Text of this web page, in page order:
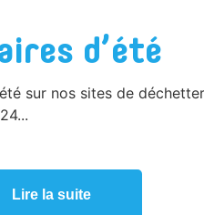
certains parcours,
et de cuisine
les déchets verts en
:
d’été
sur nos sites de
Lire la suite